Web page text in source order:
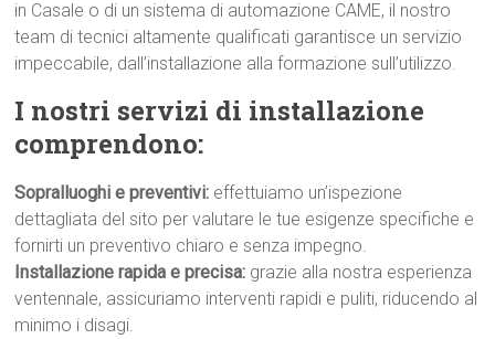
in Casale o di un sistema di automazione CAME, il nostro
team di tecnici altamente qualificati garantisce un servizio
impeccabile, dall’installazione alla formazione sull’utilizzo.
I nostri servizi di installazione
comprendono:
Sopralluoghi e preventivi: effettuiamo un’ispezione
dettagliata del sito per valutare le tue esigenze specifiche e
fornirti un preventivo chiaro e senza impegno.
Installazione rapida e precisa: grazie alla nostra esperienza
ventennale, assicuriamo interventi rapidi e puliti, riducendo al
minimo i disagi.